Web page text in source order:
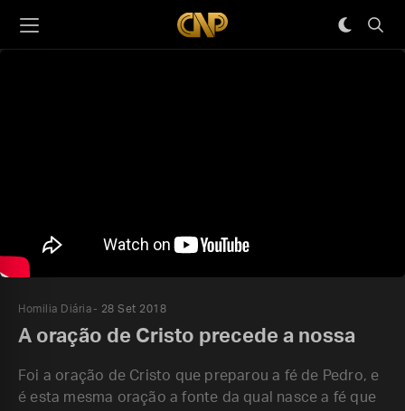
Homilia Diária 28 Set 2018
A oração de Cristo precede a nossa
Foi a oração de Cristo que preparou a fé de Pedro, e
é esta mesma oração a fonte da qual nasce a fé que